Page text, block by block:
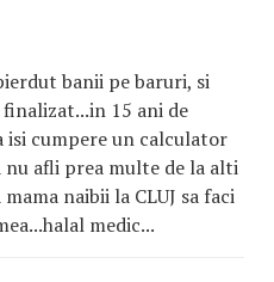
banii pe baruri, si
15 ani de
isi cumpere un calculator
nu afli prea multe de la alti
naibii la CLUJ sa faci
medic...